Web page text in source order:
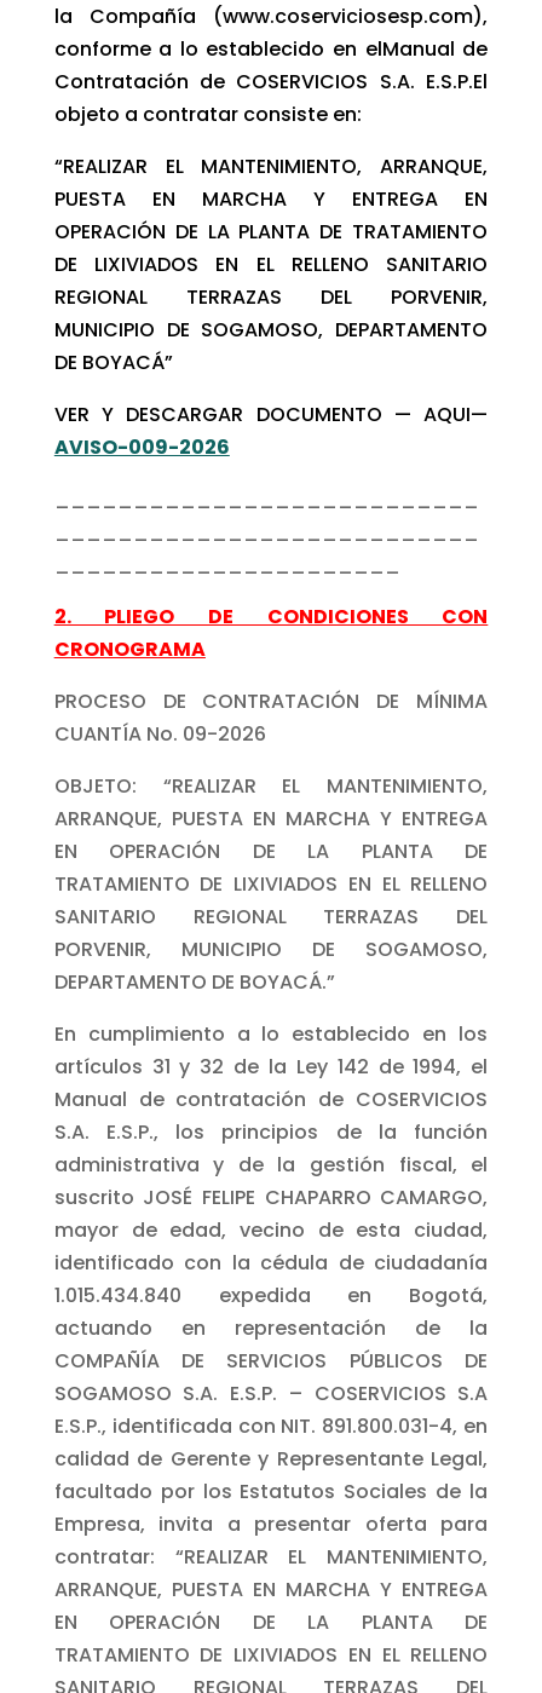
la Compañía (www.coserviciosesp.com),
conforme a lo establecido en elManual de
Contratación de COSERVICIOS S.A. E.S.P.El
objeto a contratar consiste en:
“REALIZAR EL MANTENIMIENTO, ARRANQUE,
PUESTA EN MARCHA Y ENTREGA EN
OPERACIÓN DE LA PLANTA DE TRATAMIENTO
DE LIXIVIADOS EN EL RELLENO SANITARIO
REGIONAL TERRAZAS DEL PORVENIR,
MUNICIPIO DE SOGAMOSO, DEPARTAMENTO
DE BOYACÁ”
VER Y DESCARGAR DOCUMENTO — AQUI—
AVISO-009-2026
___________________________
___________________________
______________________
2. PLIEGO DE CONDICIONES CON
CRONOGRAMA
PROCESO DE CONTRATACIÓN DE MÍNIMA
CUANTÍA No. 09-2026
OBJETO: “REALIZAR EL MANTENIMIENTO,
ARRANQUE, PUESTA EN MARCHA Y ENTREGA
EN OPERACIÓN DE LA PLANTA DE
TRATAMIENTO DE LIXIVIADOS EN EL RELLENO
SANITARIO REGIONAL TERRAZAS DEL
PORVENIR, MUNICIPIO DE SOGAMOSO,
DEPARTAMENTO DE BOYACÁ.”
En cumplimiento a lo establecido en los
artículos 31 y 32 de la Ley 142 de 1994, el
Manual de contratación de COSERVICIOS
S.A. E.S.P., los principios de la función
administrativa y de la gestión fiscal, el
suscrito JOSÉ FELIPE CHAPARRO CAMARGO,
mayor de edad, vecino de esta ciudad,
identificado con la cédula de ciudadanía
1.015.434.840 expedida en Bogotá,
actuando en representación de la
COMPAÑÍA DE SERVICIOS PÚBLICOS DE
SOGAMOSO S.A. E.S.P. – COSERVICIOS S.A
E.S.P., identificada con NIT. 891.800.031-4, en
calidad de Gerente y Representante Legal,
facultado por los Estatutos Sociales de la
Empresa, invita a presentar oferta para
contratar: “REALIZAR EL MANTENIMIENTO,
ARRANQUE, PUESTA EN MARCHA Y ENTREGA
EN OPERACIÓN DE LA PLANTA DE
TRATAMIENTO DE LIXIVIADOS EN EL RELLENO